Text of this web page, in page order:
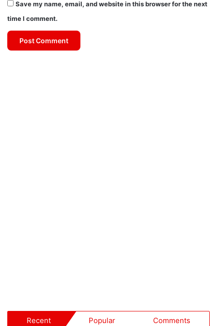
Save my name, email, and website in this browser for the next
time I comment.
Recent Popular Comments